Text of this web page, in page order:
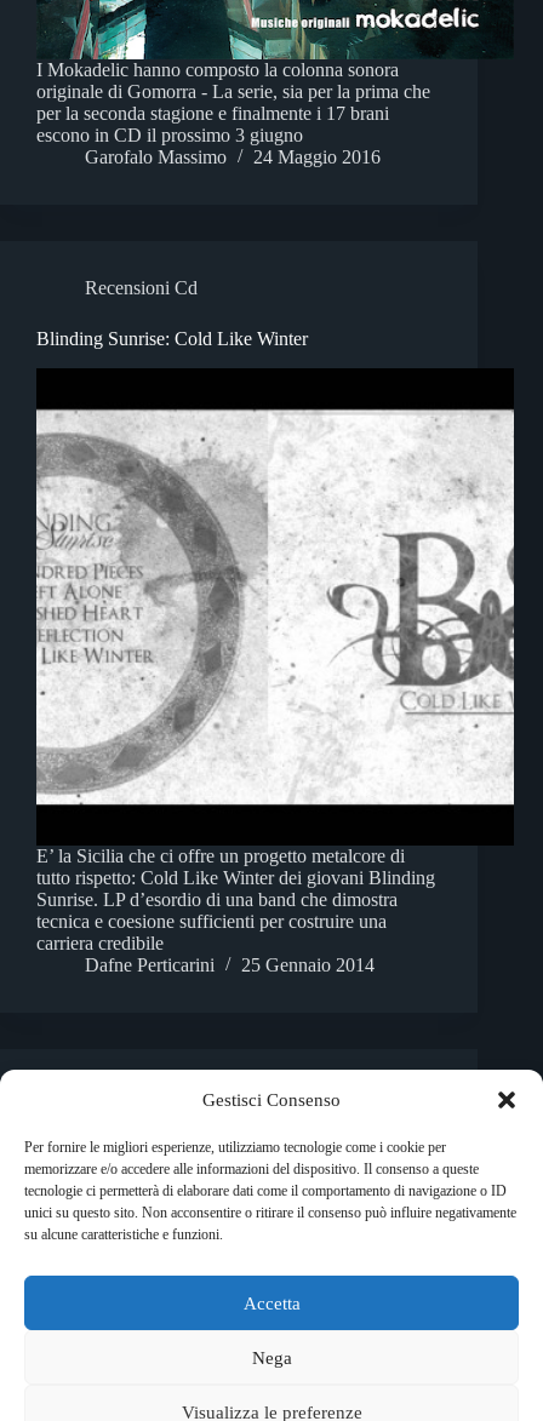
Gestisci Consenso
Per fornire le migliori esperienze, utilizziamo tecnologie come i cookie per
memorizzare e/o accedere alle informazioni del dispositivo. Il consenso a queste
tecnologie ci permetterà di elaborare dati come il comportamento di navigazione o ID
unici su questo sito. Non acconsentire o ritirare il consenso può influire negativamente
su alcune caratteristiche e funzioni.
Accetta
Nega
Visualizza le preferenze
I Mokadelic hanno composto la colonna sonora
originale di Gomorra - La serie, sia per la prima che
per la seconda stagione e finalmente i 17 brani
escono in CD il prossimo 3 giugno
Garofalo Massimo
24 Maggio 2016
Recensioni Cd
Blinding Sunrise: Cold Like Winter
E’ la Sicilia che ci offre un progetto metalcore di
tutto rispetto: Cold Like Winter dei giovani Blinding
Sunrise. LP d’esordio di una band che dimostra
tecnica e coesione sufficienti per costruire una
carriera credibile
Dafne Perticarini
25 Gennaio 2014
Thursday vs Envy: Split
Quando Oriente ed Occidente si incontrano...
Emiliana Pistillo
7 Gennaio 2009
Copyright © 2026 RockShock - © Massimo Garofalo. C.F.
GRFMSM65R24A662Q. Qualsiasi tipo di riproduzione è
vietata se non preventivamente autorizzata. RockShock non
senza alcuna periodicità. Non può pertanto considerarsi un